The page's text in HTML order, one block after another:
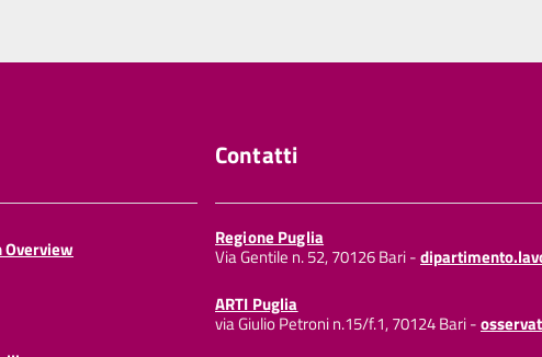
Overview
Contatti
Regione Puglia
Via Gentile n. 52, 70126 Bari -
ARTI Puglia
via Giulio Petroni n.15/f.1, 70124 Bari -